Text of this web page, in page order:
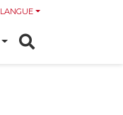
LANGUE